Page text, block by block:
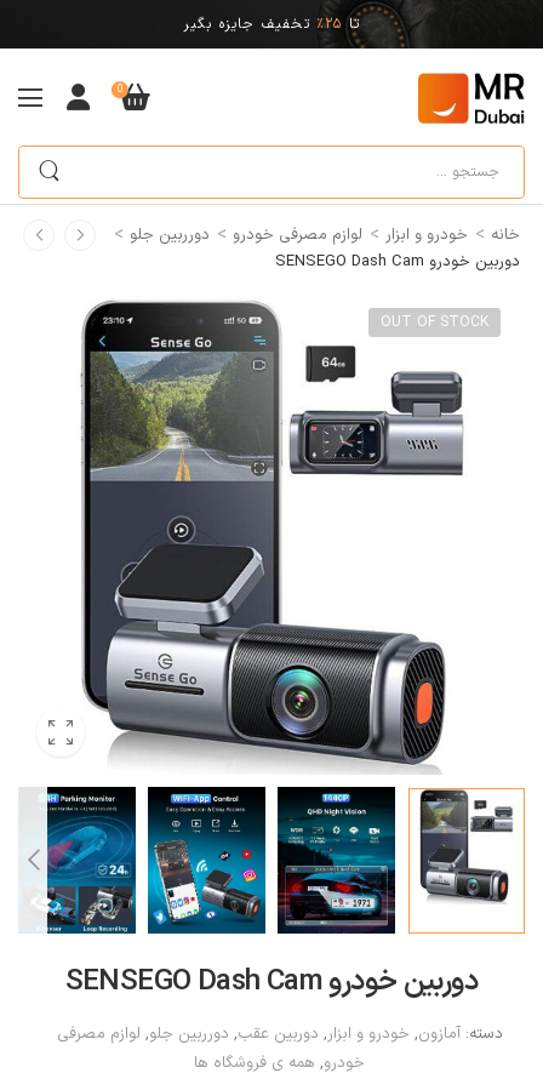
تا 25% تخفیف جایزه بگیر
0
خانه > خودرو و ابزار > لوازم مصرفی خودرو > دورربین جلو >
دوربین خودرو SENSEGO Dash Cam
OUT OF STOCK
دوربین خودرو SENSEGO Dash Cam
دسته:آمازون, خودرو و ابزار, دوربین عقب, دورربین جلو, لوازم مصرفی
خودرو, همه ی فروشگاه ها